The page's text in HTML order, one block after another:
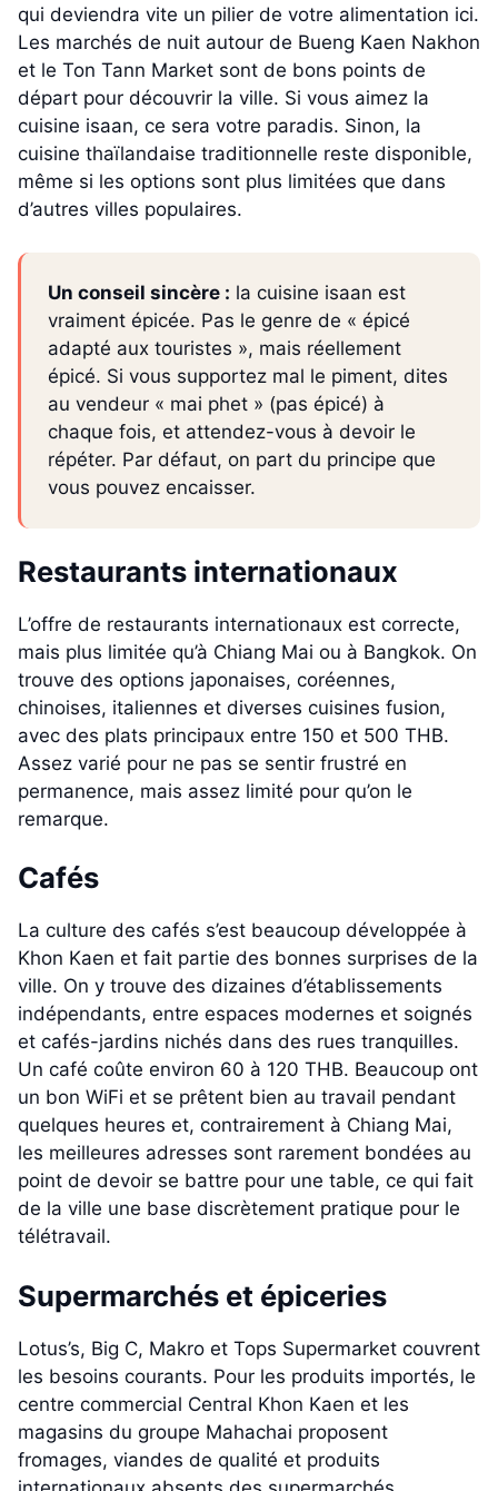
qui deviendra vite un pilier de votre alimentation ici.
Les marchés de nuit autour de Bueng Kaen Nakhon
et le Ton Tann Market sont de bons points de
départ pour découvrir la ville. Si vous aimez la
cuisine isaan, ce sera votre paradis. Sinon, la
cuisine thaïlandaise traditionnelle reste disponible,
même si les options sont plus limitées que dans
d’autres villes populaires.
Un conseil sincère : la cuisine isaan est
vraiment épicée. Pas le genre de « épicé
adapté aux touristes », mais réellement
épicé. Si vous supportez mal le piment, dites
au vendeur « mai phet » (pas épicé) à
chaque fois, et attendez-vous à devoir le
répéter. Par défaut, on part du principe que
vous pouvez encaisser.
Restaurants internationaux
L’offre de restaurants internationaux est correcte,
mais plus limitée qu’à Chiang Mai ou à Bangkok. On
trouve des options japonaises, coréennes,
chinoises, italiennes et diverses cuisines fusion,
avec des plats principaux entre 150 et 500 THB.
Assez varié pour ne pas se sentir frustré en
permanence, mais assez limité pour qu’on le
remarque.
Cafés
La culture des cafés s’est beaucoup développée à
Khon Kaen et fait partie des bonnes surprises de la
ville. On y trouve des dizaines d’établissements
indépendants, entre espaces modernes et soignés
et cafés-jardins nichés dans des rues tranquilles.
Un café coûte environ 60 à 120 THB. Beaucoup ont
un bon WiFi et se prêtent bien au travail pendant
quelques heures et, contrairement à Chiang Mai,
les meilleures adresses sont rarement bondées au
point de devoir se battre pour une table, ce qui fait
de la ville une base discrètement pratique pour le
télétravail.
Supermarchés et épiceries
Lotus’s, Big C, Makro et Tops Supermarket couvrent
les besoins courants. Pour les produits importés, le
centre commercial Central Khon Kaen et les
magasins du groupe Mahachai proposent
fromages, viandes de qualité et produits